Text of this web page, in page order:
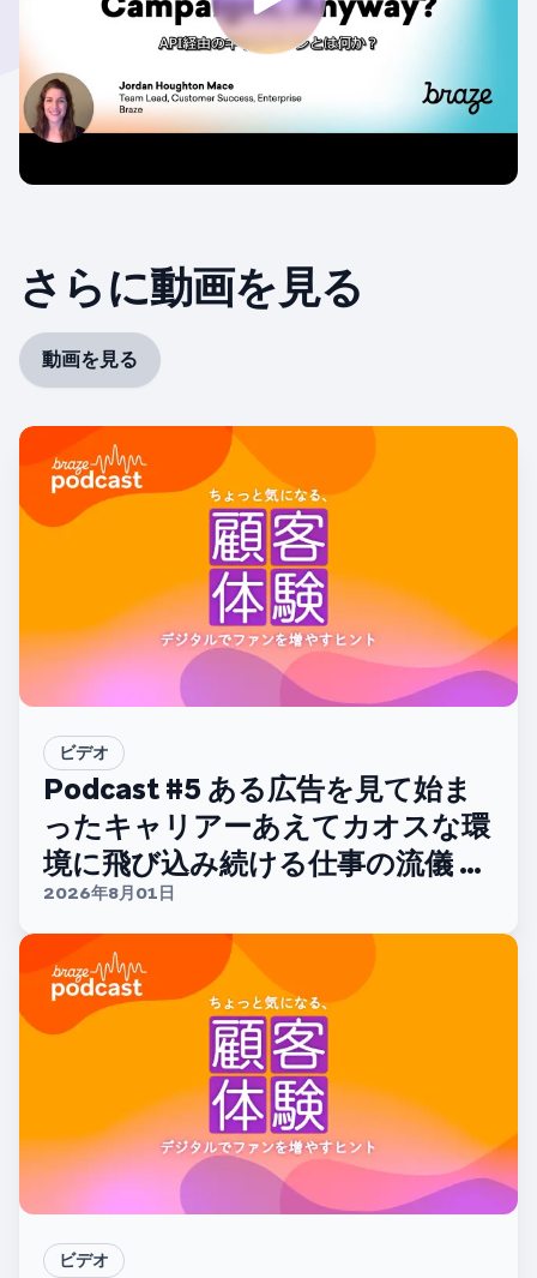
さらに動画を見る
動画を見る
ビデオ
Podcast #5 ある広告を見て始ま
ったキャリアーあえてカオスな環
境に飛び込み続ける仕事の流儀 ー
【ディー・エヌ・エー 大西正太さ
ん】
2026年8月01日
ビデオ